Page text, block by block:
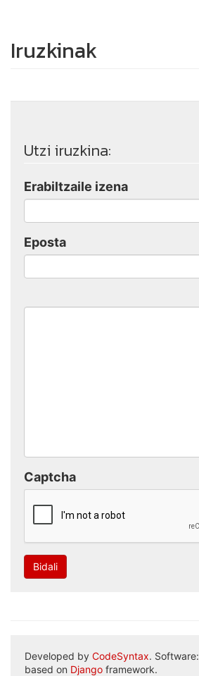
Iruzkinak
Utzi iruzkina:
Erabiltzaile izena
Eposta
Captcha
Bidali
Developed by CodeSyntax. Software:
based on Django framework.